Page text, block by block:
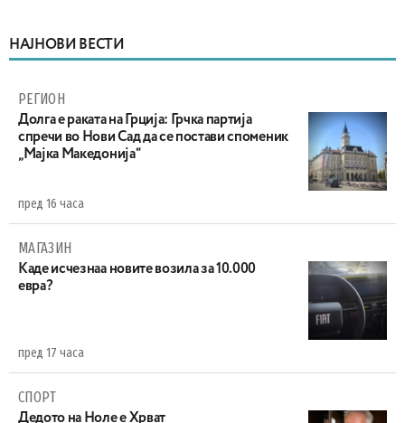
НАЈНОВИ ВЕСТИ
РЕГИОН
Долга е раката на Грција: Грчка партија
спречи во Нови Сад да се постави споменик
„Мајка Македонија“
пред 16 часа
МАГАЗИН
Каде исчезнаа новите возила за 10.000
евра?
пред 17 часа
СПОРТ
Дедото на Ноле е Хрват